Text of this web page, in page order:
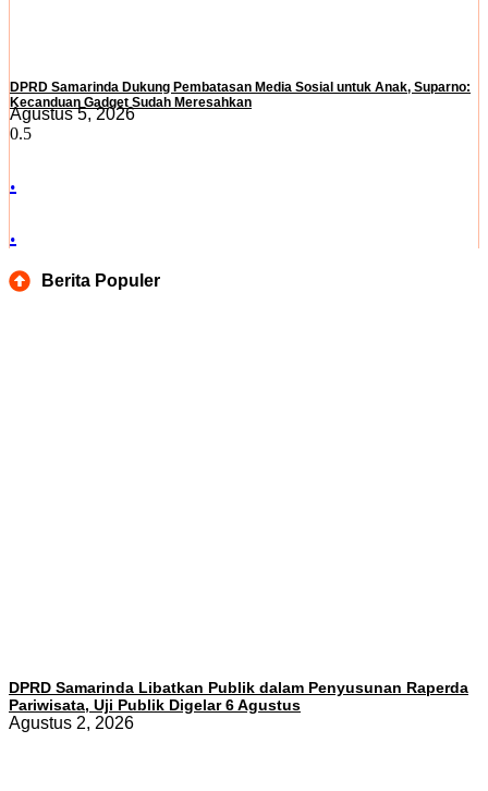
DPRD Samarinda Dukung Pembatasan Media Sosial untuk Anak, Suparno:
Kecanduan Gadget Sudah Meresahkan
Agustus 5, 2026
.
.
Berita Populer
DPRD Samarinda Libatkan Publik dalam Penyusunan Raperda
Pariwisata, Uji Publik Digelar 6 Agustus
Agustus 2, 2026